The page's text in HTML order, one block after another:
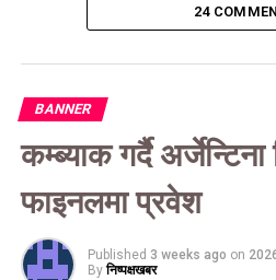
24
BANNER
कम्ब्याक गर्दै
फाइनलमा प्रवेश
Published 3 weeks ago on
By निष्पक्षखबर